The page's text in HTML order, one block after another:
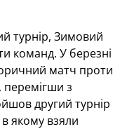
турнір, Зимовий
команд. У березні
матч проти
перемігши з
другий турнір
якому взяли